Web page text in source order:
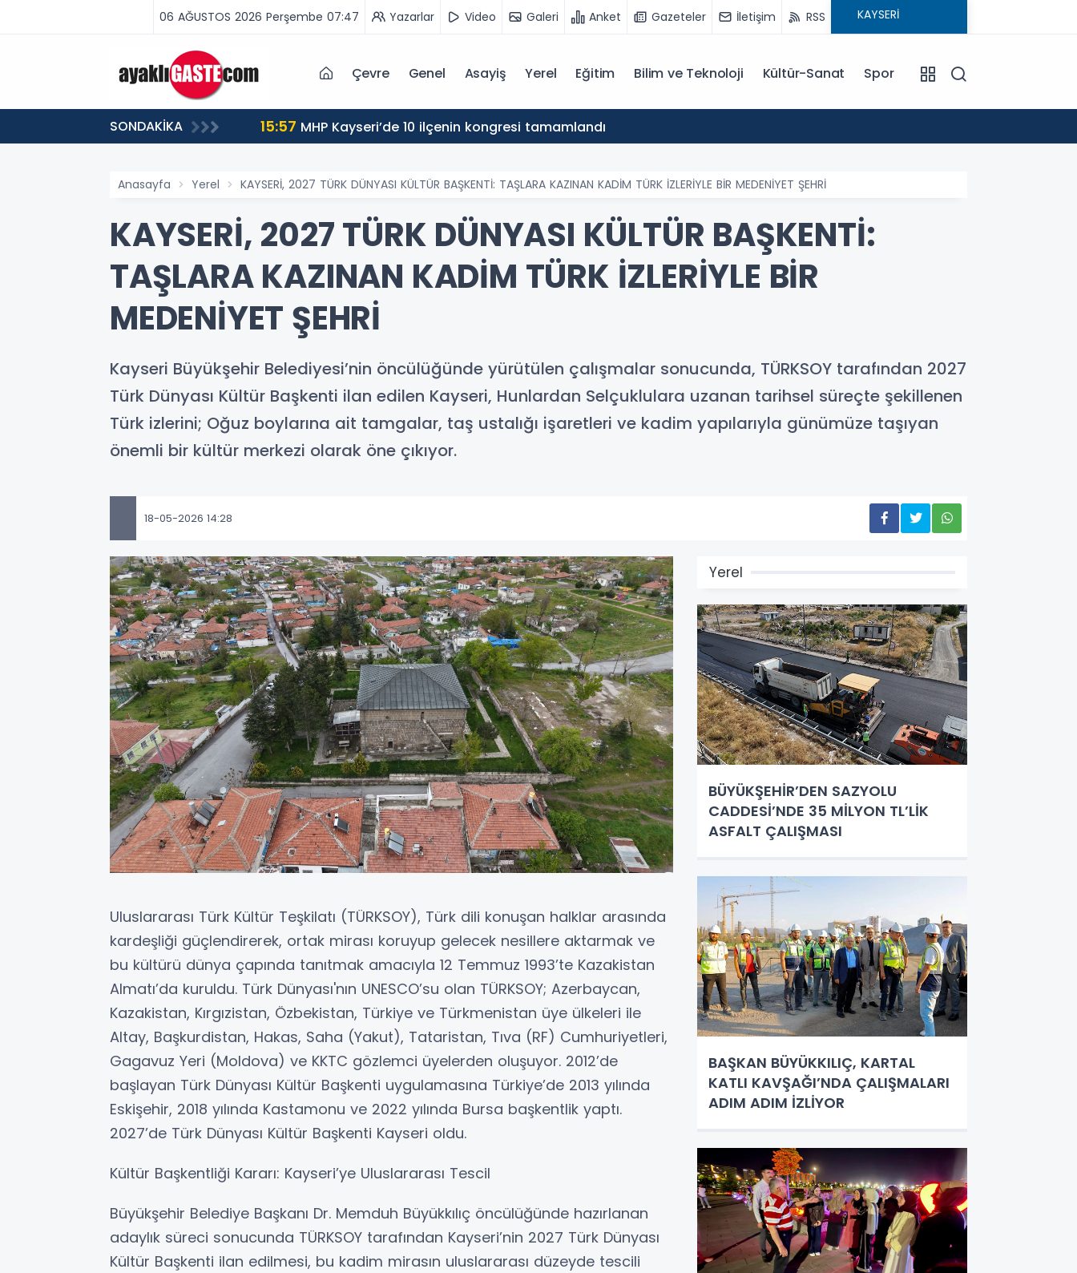
06 AĞUSTOS 2026 Perşembe 07:47 Yazarlar Video Galeri Anket Gazeteler İletişim RSS
Çevre Genel Asayiş Yerel Eğitim Bilim ve Teknoloji Kültür-Sanat Spor
SONDAKİKA 15:57 MHP Kayseri’de 10 ilçenin kongresi tamamlandı
Anasayfa Yerel KAYSERİ, 2027 TÜRK DÜNYASI KÜLTÜR BAŞKENTİ: TAŞLARA KAZINAN KADİM TÜRK İZLERİYLE BİR MEDENİYET ŞEHRİ
KAYSERİ, 2027 TÜRK DÜNYASI KÜLTÜR BAŞKENTİ:
TAŞLARA KAZINAN KADİM TÜRK İZLERİYLE BİR
MEDENİYET ŞEHRİ
Kayseri Büyükşehir Belediyesi’nin öncülüğünde yürütülen çalışmalar sonucunda, TÜRKSOY tarafından 2027
Türk Dünyası Kültür Başkenti ilan edilen Kayseri, Hunlardan Selçuklulara uzanan tarihsel süreçte şekillenen
Türk izlerini; Oğuz boylarına ait tamgalar, taş ustalığı işaretleri ve kadim yapılarıyla günümüze taşıyan
önemli bir kültür merkezi olarak öne çıkıyor.
18-05-2026 14:28
Uluslararası Türk Kültür Teşkilatı (TÜRKSOY), Türk dili konuşan halklar arasında
kardeşliği güçlendirerek, ortak mirası koruyup gelecek nesillere aktarmak ve
bu kültürü dünya çapında tanıtmak amacıyla 12 Temmuz 1993’te Kazakistan
Almatı’da kuruldu. Türk Dünyası'nın UNESCO’su olan TÜRKSOY; Azerbaycan,
Kazakistan, Kırgızistan, Özbekistan, Türkiye ve Türkmenistan üye ülkeleri ile
Altay, Başkurdistan, Hakas, Saha (Yakut), Tataristan, Tıva (RF) Cumhuriyetleri,
Gagavuz Yeri (Moldova) ve KKTC gözlemci üyelerden oluşuyor. 2012’de
başlayan Türk Dünyası Kültür Başkenti uygulamasına Türkiye’de 2013 yılında
Eskişehir, 2018 yılında Kastamonu ve 2022 yılında Bursa başkentlik yaptı.
2027’de Türk Dünyası Kültür Başkenti Kayseri oldu.
Kültür Başkentliği Kararı: Kayseri’ye Uluslararası Tescil
Büyükşehir Belediye Başkanı Dr. Memduh Büyükkılıç öncülüğünde hazırlanan
adaylık süreci sonucunda TÜRKSOY tarafından Kayseri’nin 2027 Türk Dünyası
Kültür Başkenti ilan edilmesi, bu kadim mirasın uluslararası düzeyde tescili
Yerel
BÜYÜKŞEHİR’DEN SAZYOLU
CADDESİ’NDE 35 MİLYON TL’LİK
ASFALT ÇALIŞMASI
BAŞKAN BÜYÜKKILIÇ, KARTAL
KATLI KAVŞAĞI’NDA ÇALIŞMALARI
ADIM ADIM İZLİYOR